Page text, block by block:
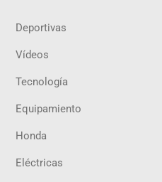
Deportivas
Vídeos
Tecnología
Equipamiento
Honda
Eléctricas